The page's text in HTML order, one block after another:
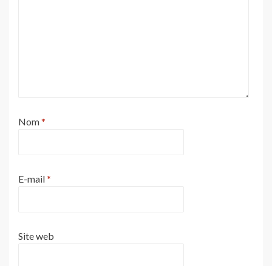
Nom*
E-mail*
Site web